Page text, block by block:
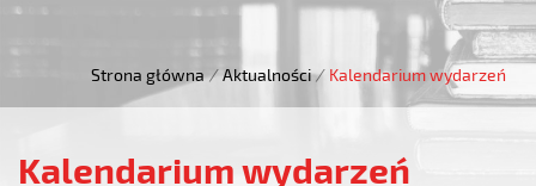
Strona główna / Aktualności / Kalendarium wydarzeń
Kalendarium wydarzeń